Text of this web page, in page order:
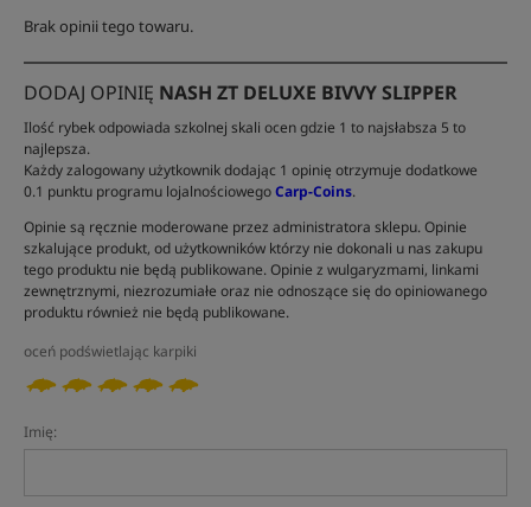
Brak opinii tego towaru.
DODAJ OPINIĘ NASH ZT DELUXE BIVVY SLIPPER
Ilość rybek odpowiada szkolnej skali ocen gdzie 1 to najsłabsza 5 to
najlepsza.
Każdy zalogowany użytkownik dodając 1 opinię otrzymuje dodatkowe
0.1 punktu programu lojalnościowegoCarp-Coins.
Opinie są ręcznie moderowane przez administratora sklepu. Opinie
szkalujące produkt, od użytkowników którzy nie dokonali u nas zakupu
tego produktu nie będą publikowane. Opinie z wulgaryzmami, linkami
zewnętrznymi, niezrozumiałe oraz nie odnoszące się do opiniowanego
produktu również nie będą publikowane.
oceń podświetlając karpiki
Imię: